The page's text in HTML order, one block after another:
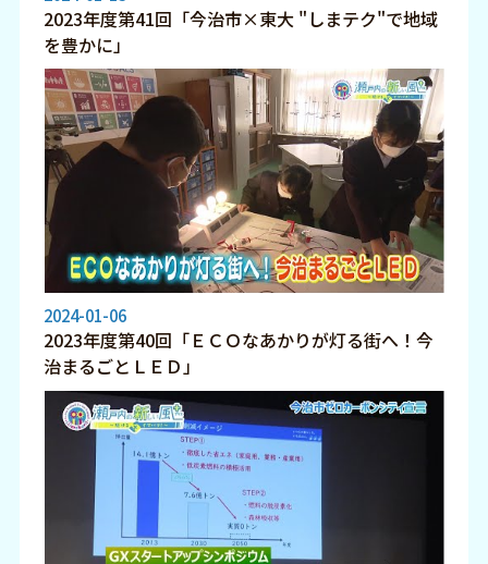
2023年度第41回「今治市×東大 "しまテク"で地域
を豊かに」
2024-01-06
2023年度第40回「ＥＣＯなあかりが灯る街へ！今
治まるごとＬＥＤ」